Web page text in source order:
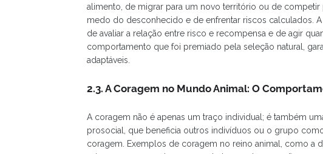
alimento, de migrar para um novo território ou de
medo do desconhecido e de enfrentar riscos calculados.
de avaliar a relação entre risco e recompensa e de agir
comportamento que foi premiado pela seleção natural,
adaptáveis.
2.3. A Coragem no Mundo Animal: O
A coragem não é apenas um traço individual; é também
prosocial, que beneficia outros indivíduos ou o grupo
coragem. Exemplos de coragem no reino animal, como a